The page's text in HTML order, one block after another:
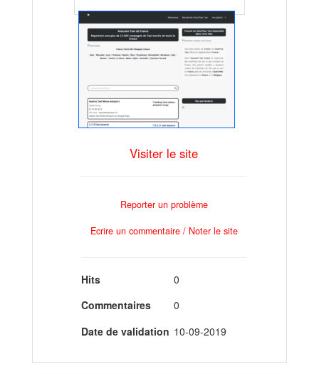
Visiter le site
Reporter un problème
Ecrire un commentaire / Noter le site
Hits
0
Commentaires
0
Date de validation 10-09-2019